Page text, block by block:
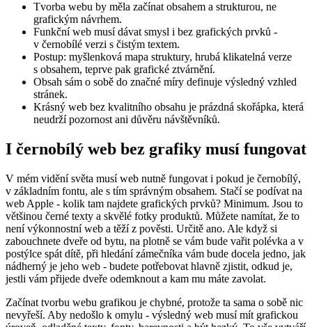
Tvorba webu by měla začínat obsahem a strukturou, ne
grafickým návrhem.
Funkční web musí dávat smysl i bez grafických prvků -
v černobílé verzi s čistým textem.
Postup: myšlenková mapa struktury, hrubá klikatelná verze
s obsahem, teprve pak grafické ztvárnění.
Obsah sám o sobě do značné míry definuje výsledný vzhled
stránek.
Krásný web bez kvalitního obsahu je prázdná skořápka, která
neudrží pozornost ani důvěru návštěvníků.
I černobílý web bez grafiky musí fungovat
V mém vidění světa musí web nutně fungovat i pokud je černobílý,
v základním fontu, ale s tím správným obsahem. Stačí se podívat na
web Apple - kolik tam najdete grafických prvků? Minimum. Jsou to
většinou černé texty a skvělé fotky produktů. Můžete namítat, že to
není výkonnostní web a těží z pověsti. Určitě ano. Ale když si
zabouchnete dveře od bytu, na plotně se vám bude vařit polévka a v
postýlce spát dítě, při hledání zámečníka vám bude docela jedno, jak
nádherný je jeho web - budete potřebovat hlavně zjistit, odkud je,
jestli vám přijede dveře odemknout a kam mu máte zavolat.
Začínat tvorbu webu grafikou je chybné, protože ta sama o sobě nic
nevyřeší. Aby nedošlo k omylu - výsledný web musí mít grafickou